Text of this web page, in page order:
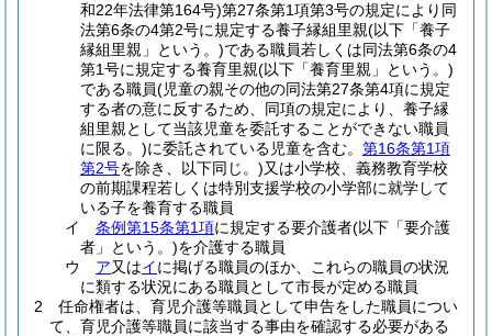
和22年法律第164号)第27条第1項第3号の規定により同
法第6条の4第2号に規定する養子縁組里親(以下「養子
縁組里親」という。)である職員若しくは同法第6条の4
第1号に規定する養育里親(以下「養育里親」という。)
である職員(児童の親その他の同法第27条第4項に規定
する者の意に反するため、同項の規定により、養子縁
組里親として当該児童を委託することができない職員
に限る。)に委託されている児童を含む。 第16条第1項
第2号を除き、以下同じ。)又は小学校、義務教育学校
の前期課程若しくは特別支援学校の小学部に就学して
いる子を養育する職員
イ
条例第15条第1項に規定する要介護者(以下「要介護
者」という。)を介護する職員
ウ
ア又はイに掲げる職員のほか、これらの職員の状況
に類する状況にある職員として市長が定める職員
2
任命権者は、育児介護等職員として申告をした職員につい
て、育児介護等職員に該当する事由を確認する必要がある